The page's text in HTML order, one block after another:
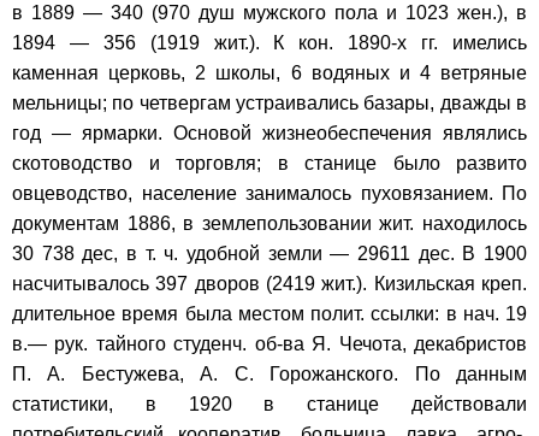
в 1889 — 340 (970 душ мужского пола и 1023 жен.), в
1894 — 356 (1919 жит.). К кон. 1890-х гг. имелись
каменная церковь, 2 школы, 6 водяных и 4 ветряные
мельницы; по четвергам устраивались базары, дважды в
год — ярмарки. Основой жизнеобеспечения являлись
скотоводство и торговля; в станице было развито
овцеводство, население занималось пуховязанием. По
документам 1886, в землепользовании жит. находилось
30 738 дес, в т. ч. удобной земли — 29611 дес. В 1900
насчитывалось 397 дворов (2419 жит.). Кизильская креп.
длительное время была местом полит. ссылки: в нач. 19
в.— рук. тайного студенч. об-ва Я. Чечота, декабристов
П. А. Бестужева, А. С. Горожанского. По данным
статистики, в 1920 в станице действовали